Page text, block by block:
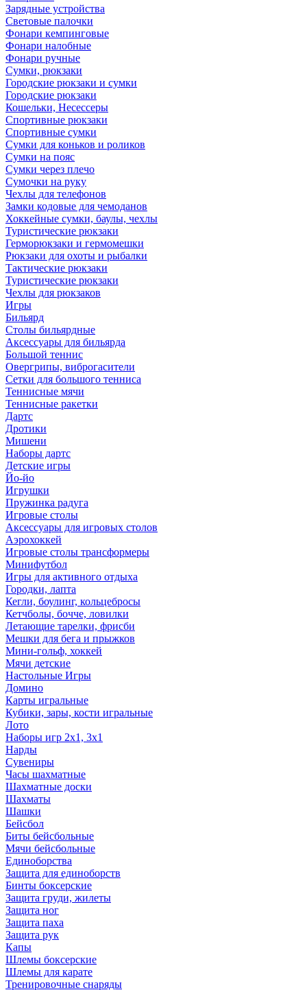
Зарядные устройства
Световые палочки
Фонари кемпинговые
Фонари налобные
Фонари ручные
Сумки, рюкзаки
Городские рюкзаки и сумки
Городские рюкзаки
Кошельки, Несессеры
Спортивные рюкзаки
Спортивные сумки
Сумки для коньков и роликов
Сумки на пояс
Сумки через плечо
Сумочки на руку
Чехлы для телефонов
Замки кодовые для чемоданов
Хоккейные сумки, баулы, чехлы
Туристические рюкзаки
Герморюкзаки и гермомешки
Рюкзаки для охоты и рыбалки
Тактические рюкзаки
Туристические рюкзаки
Чехлы для рюкзаков
Игры
Бильярд
Столы бильярдные
Аксессуары для бильярда
Большой теннис
Овергрипы, виброгасители
Сетки для большого тенниса
Теннисные мячи
Теннисные ракетки
Дартс
Дротики
Мишени
Наборы дартс
Детские игры
Йо-йо
Игрушки
Пружинка радуга
Игровые столы
Аксессуары для игровых столов
Аэрохоккей
Игровые столы трансформеры
Минифутбол
Игры для активного отдыха
Городки, лапта
Кегли, боулинг, кольцебросы
Кетчболы, бочче, ловилки
Летающие тарелки, фрисби
Мешки для бега и прыжков
Мини-гольф, хоккей
Мячи детские
Настольные Игры
Домино
Карты игральные
Кубики, зары, кости игральные
Лото
Наборы игр 2х1, 3х1
Нарды
Сувениры
Часы шахматные
Шахматные доски
Шахматы
Шашки
Бейсбол
Биты бейсбольные
Мячи бейсбольные
Единоборства
Защита для единоборств
Бинты боксерские
Защита груди, жилеты
Защита ног
Защита паха
Защита рук
Капы
Шлемы боксерские
Шлемы для карате
Тренировочные снаряды